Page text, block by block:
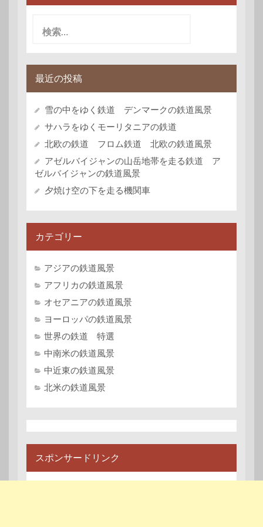
最近の投稿
雪の中をゆく鉄道 デンマークの鉄道風景
サハラをゆくモーリタニアの鉄道
北欧の鉄道 フロム鉄道 北欧の鉄道風景
アゼルバイジャンの山岳地帯を走る鉄道 ア
ゼルバイジャンの鉄道風景
夕焼け空の下を走る機関車
カテゴリー
アジアの鉄道風景
アフリカの鉄道風景
オセアニアの鉄道風景
ヨーロッパの鉄道風景
世界の鉄道 特選
中南米の鉄道風景
中近東の鉄道風景
北米の鉄道風景
スポンサードリンク